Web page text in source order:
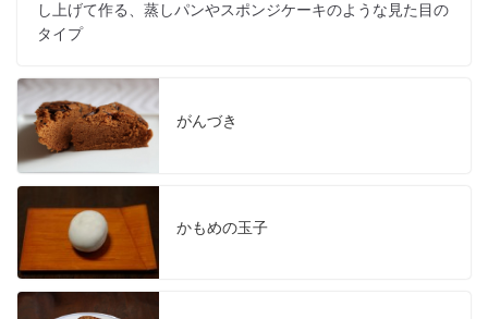
し上げて作る、蒸しパンやスポンジケーキのような見た目の
タイプ
がんづき
かもめの玉子